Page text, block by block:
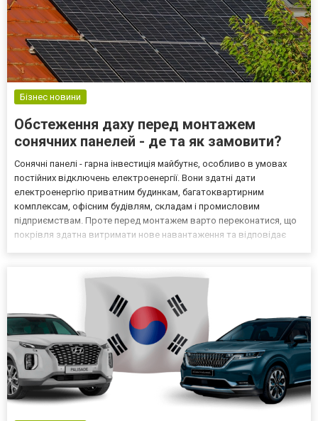
Бізнес новини
Обстеження даху перед монтажем
сонячних панелей - де та як замовити?
Сонячні панелі - гарна інвестиція майбутнє, особливо в умовах
постійних відключень електроенергії. Вони здатні дати
електроенергію приватним будинкам, багатоквартирним
комплексам, офісним будівлям, складам і промисловим
підприємствам. Проте перед монтажем варто переконатися, що
покрівля здатна витримати нове навантаження та відповідає